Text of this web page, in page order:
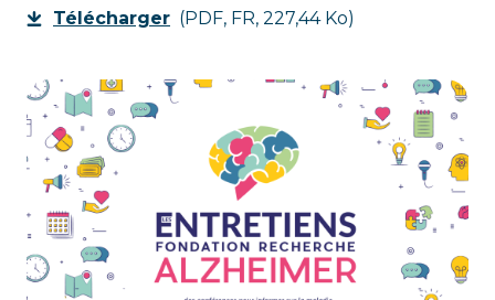
Télécharger (PDF, FR, 227,44 Ko)